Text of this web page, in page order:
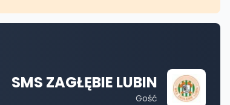
SMS ZAGŁĘBIE LUBIN
Gość